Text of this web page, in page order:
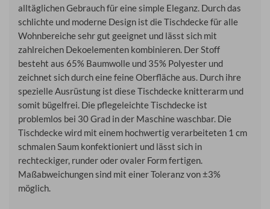
alltäglichen Gebrauch für eine simple Eleganz. Durch das
schlichte und moderne Design ist die Tischdecke für alle
Wohnbereiche sehr gut geeignet und lässt sich mit
zahlreichen Dekoelementen kombinieren. Der Stoff
besteht aus 65% Baumwolle und 35% Polyester und
zeichnet sich durch eine feine Oberfläche aus. Durch ihre
spezielle Ausrüstung ist diese Tischdecke knitterarm und
somit bügelfrei. Die pflegeleichte Tischdecke ist
problemlos bei 30 Grad in der Maschine waschbar. Die
Tischdecke wird mit einem hochwertig verarbeiteten 1 cm
schmalen Saum konfektioniert und lässt sich in
rechteckiger, runder oder ovaler Form fertigen.
Maßabweichungen sind mit einer Toleranz von ±3%
möglich.